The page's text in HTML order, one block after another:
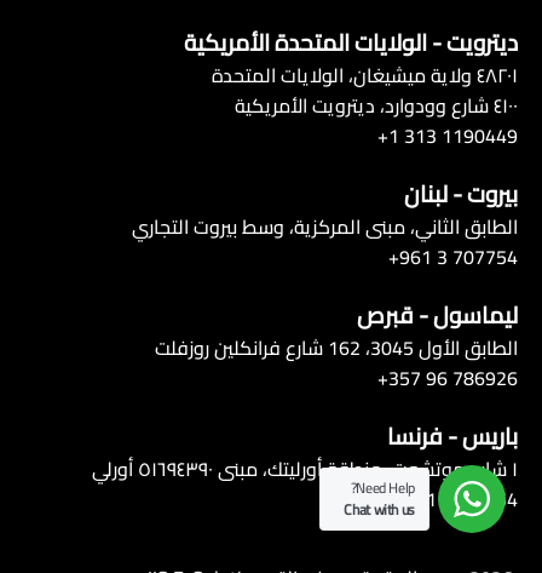
ديترويت - الولايات المتحدة الأمريكية
٤٨٢٠١ ولاية ميشيغان، الولايات المتحدة
٤١٠٠ شارع وودوارد، ديترويت الأمريكية
1190449 313 1+
بيروت - لبنان
الطابق الثاني، مبنى المركزية، وسط بيروت التجاري
+961 3 707754
ليماسول - قبرص
الطابق الأول 3045، 162 شارع فرانكلين روزفلت
+357 96 786926
باريس - فرنسا
١ شارع موتشوت، منطقة أورليتك، مبنى ٥١٦٩٤٣٩٠ أورلي
+ 961 3707754
Need Help?
Chat with us